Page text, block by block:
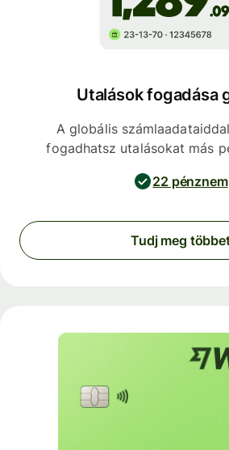
Utalások fogadása
A globális
fogadhatsz utalásokat más
22 pénznem
Tudj meg